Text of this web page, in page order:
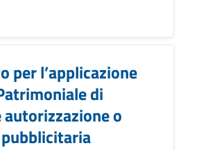
per l’applicazione
di
autorizzazione o